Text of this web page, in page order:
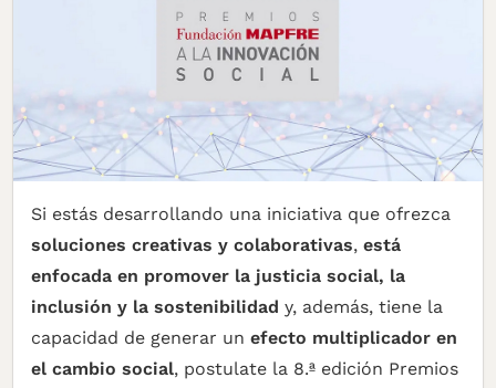
Si estás desarrollando una iniciativa que ofrezca
soluciones creativas y colaborativas, está
enfocada en promover la justicia social, la
inclusión y la sostenibilidad y, además, tiene la
capacidad de generar un efecto multiplicador en
el cambio social, postulate la 8.ª edición Premios